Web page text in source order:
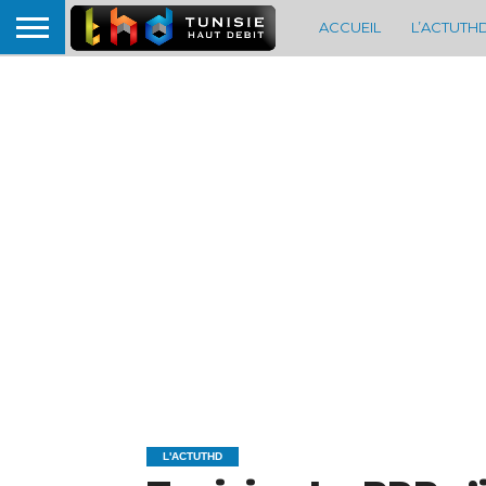
ACCUEIL
L'ACTUTHD